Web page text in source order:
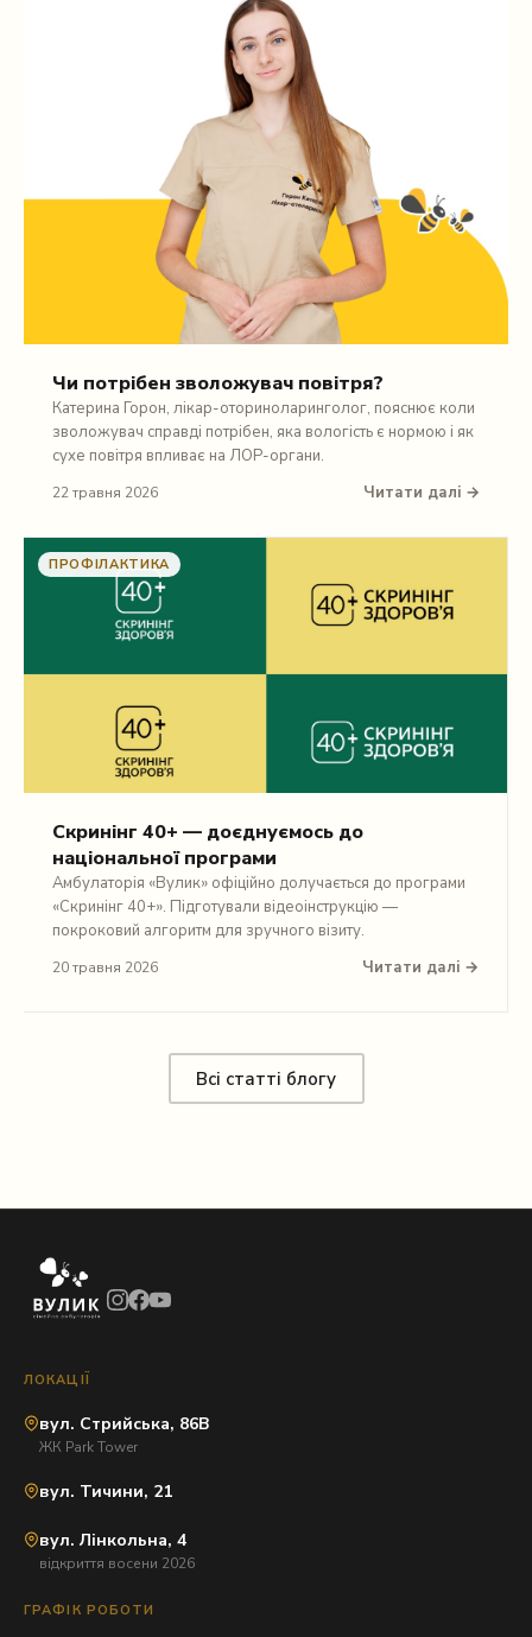
Чи потрібен зволожувач повітря?
Катерина Горон, лікар-оториноларинголог, пояснює коли
зволожувач справді потрібен, яка вологість є нормою і як
сухе повітря впливає на ЛОР-органи.
22 травня 2026 Читати далі →
ПРОФІЛАКТИКА
Скринінг 40+ — доєднуємось до
національної програми
Амбулаторія «Вулик» офіційно долучається до програми
«Скринінг 40+». Підготували відеоінструкцію —
покроковий алгоритм для зручного візиту.
20 травня 2026 Читати далі →
Всі статті блогу
ЛОКАЦІЇ
вул. Стрийська, 86В
ЖК Park Tower
вул. Тичини, 21
вул. Лінкольна, 4
відкриття восени 2026
ГРАФІК РОБОТИ